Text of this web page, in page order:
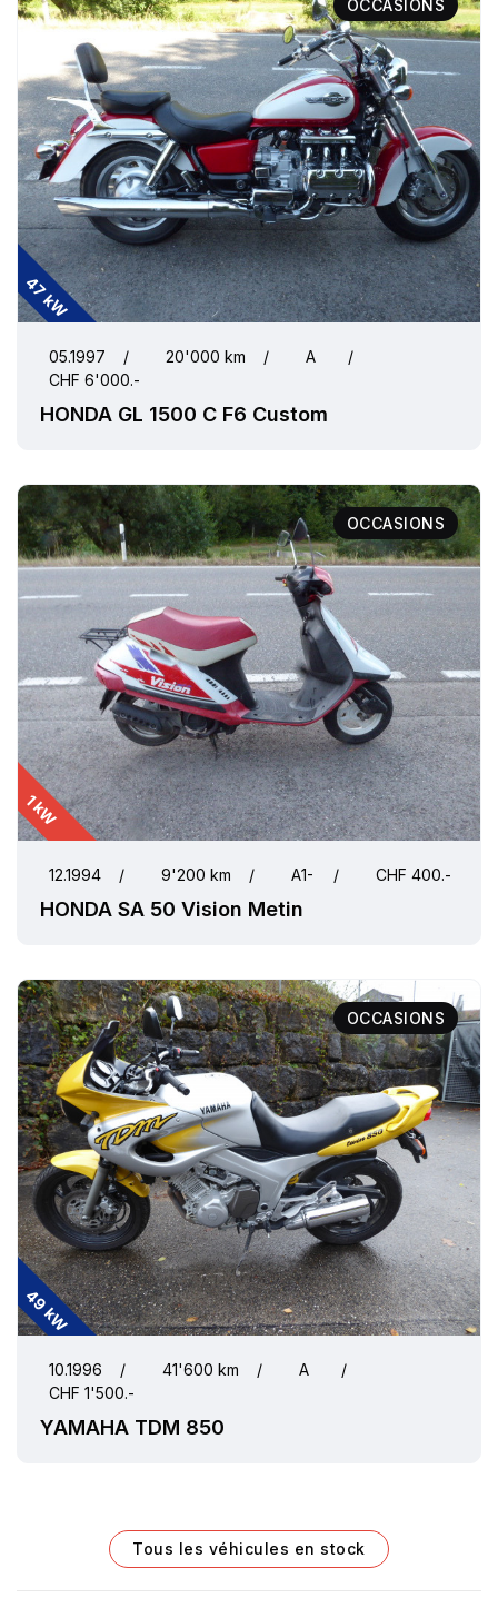
OCCASIONS
47 kW
05.1997 / 20'000 km / A
/
CHF 6'000.-
HONDA GL 1500 C F6 Custom
OCCASIONS
1 kW
12.1994 / 9'200 km / A1- / CHF 400.-
HONDA SA 50 Vision Metin
OCCASIONS
49 kW
10.1996 / 41'600 km / A
/
CHF 1'500.-
YAMAHA TDM 850
Tous les véhicules en stock